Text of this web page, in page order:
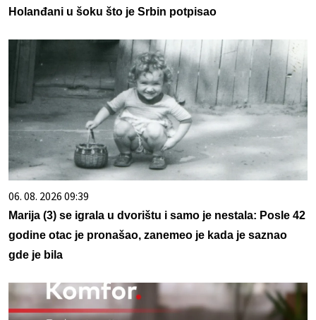
Holanđani u šoku što je Srbin potpisao
06. 08. 2026 09:39
Marija (3) se igrala u dvorištu i samo je nestala: Posle 42
godine otac je pronašao, zanemeo je kada je saznao
gde je bila